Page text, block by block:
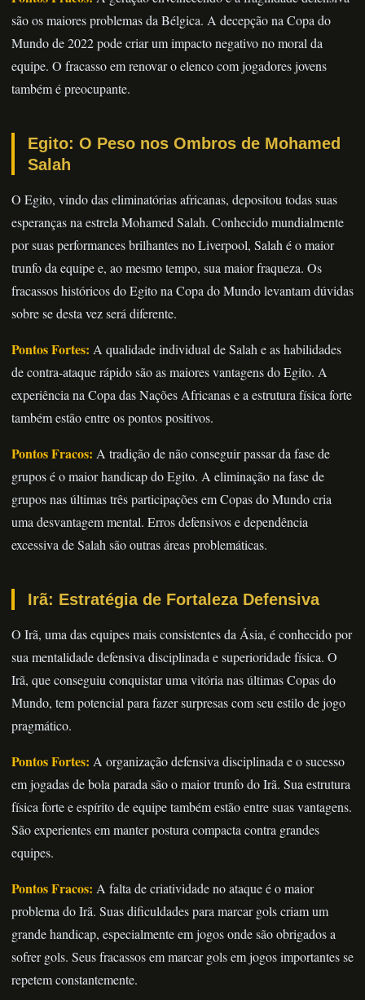
são os maiores problemas da Bélgica. A decepção na Copa do
Mundo de 2022 pode criar um impacto negativo no moral da
equipe. O fracasso em renovar o elenco com jogadores jovens
também é preocupante.
Egito: O Peso nos Ombros de Mohamed
Salah
O Egito, vindo das eliminatórias africanas, depositou todas suas
esperanças na estrela Mohamed Salah. Conhecido mundialmente
por suas performances brilhantes no Liverpool, Salah é o maior
trunfo da equipe e, ao mesmo tempo, sua maior fraqueza. Os
fracassos históricos do Egito na Copa do Mundo levantam dúvidas
sobre se desta vez será diferente.
Pontos Fortes: A qualidade individual de Salah e as habilidades
de contra-ataque rápido são as maiores vantagens do Egito. A
experiência na Copa das Nações Africanas e a estrutura física forte
também estão entre os pontos positivos.
Pontos Fracos: A tradição de não conseguir passar da fase de
grupos é o maior handicap do Egito. A eliminação na fase de
grupos nas últimas três participações em Copas do Mundo cria
uma desvantagem mental. Erros defensivos e dependência
excessiva de Salah são outras áreas problemáticas.
Irã: Estratégia de Fortaleza Defensiva
O Irã, uma das equipes mais consistentes da Ásia, é conhecido por
sua mentalidade defensiva disciplinada e superioridade física. O
Irã, que conseguiu conquistar uma vitória nas últimas Copas do
Mundo, tem potencial para fazer surpresas com seu estilo de jogo
pragmático.
Pontos Fortes: A organização defensiva disciplinada e o sucesso
em jogadas de bola parada são o maior trunfo do Irã. Sua estrutura
física forte e espírito de equipe também estão entre suas vantagens.
São experientes em manter postura compacta contra grandes
equipes.
Pontos Fracos: A falta de criatividade no ataque é o maior
problema do Irã. Suas dificuldades para marcar gols criam um
grande handicap, especialmente em jogos onde são obrigados a
sofrer gols. Seus fracassos em marcar gols em jogos importantes se
repetem constantemente.